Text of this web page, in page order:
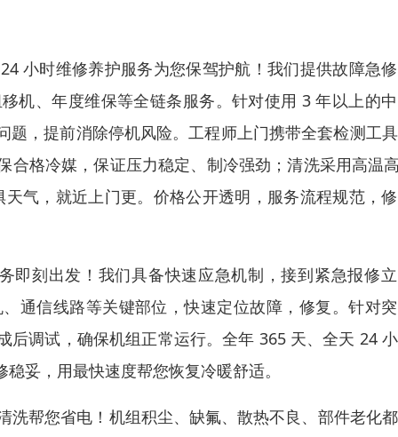
小时维修养护服务为您保驾护航！我们提供故障急
机、年度维保等全链条服务。针对使用 3 年以上的
，提前消除停机风险。工程师上门携带全套检测工
格冷媒，保证压力稳定、制冷强劲；清洗采用高温
气，就近上门更。价格公开透明，服务流程规范，
即刻出发！我们具备快速应急机制，接到紧急报修
通信线路等关键部位，快速定位故障，修复。针对
调试，确保机组正常运行。全年 365 天、全天 24
妥，用最快速度帮您恢复冷暖舒适。
帮您省电！机组积尘、缺氟、散热不良、部件老化